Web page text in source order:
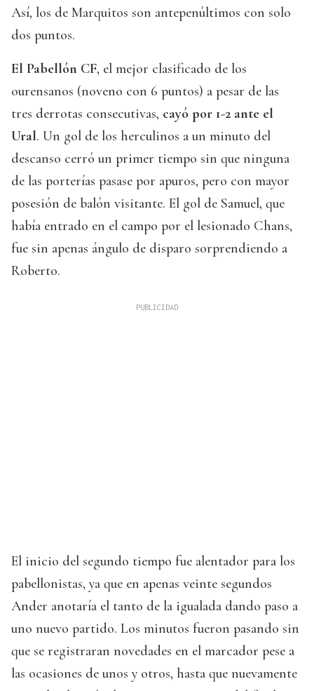
Así, los de Marquitos son antepenúltimos con solo
dos puntos.
El Pabellón CF, el mejor clasificado de los
ourensanos (noveno con 6 puntos) a pesar de las
tres derrotas consecutivas, cayó por 1-2 ante el
Ural. Un gol de los herculinos a un minuto del
descanso cerró un primer tiempo sin que ninguna
de las porterías pasase por apuros, pero con mayor
posesión de balón visitante. El gol de Samuel, que
había entrado en el campo por el lesionado Chans,
fue sin apenas ángulo de disparo sorprendiendo a
Roberto.
El inicio del segundo tiempo fue alentador para los
pabellonistas, ya que en apenas veinte segundos
Ander anotaría el tanto de la igualada dando paso a
uno nuevo partido. Los minutos fueron pasando sin
que se registraran novedades en el marcador pese a
las ocasiones de unos y otros, hasta que nuevamente